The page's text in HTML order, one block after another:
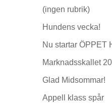
(ingen rubrik)
Hundens vecka!
Nu startar ÖPPET
Marknadsskallet
Glad Midsommar!
Appell klass spår